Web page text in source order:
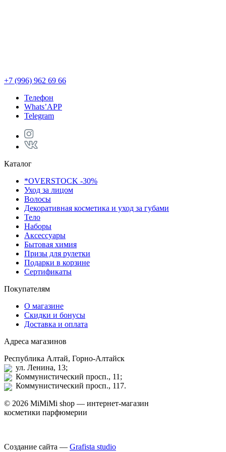
+7 (996) 962 69 66
Телефон
Whats’APP
Telegram
Каталог
*OVERSTOCK -30%
Уход за лицом
Волосы
Декоративная косметика и уход за губами
Тело
Наборы
Аксессуары
Бытовая химия
Призы для рулетки
Подарки в корзине
Сертификаты
Покупателям
О магазине
Скидки и бонусы
Доставка и оплата
Адреса магазинов
Республика Алтай, Горно-Алтайск
ул. Ленина, 13;
Коммунистический просп., 11;
Коммунистический просп., 117.
© 2026 MiMiMi shop — интернет-магазин
косметики парфюмерии
Создание сайта — Grafista studio